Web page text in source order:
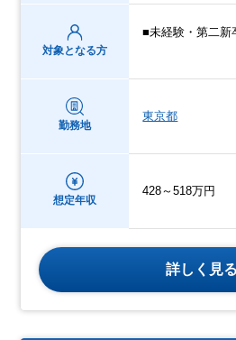
対象となる方
■未経験・第二新
勤務地
東京都
想定年収
428～518万円
詳しく見る